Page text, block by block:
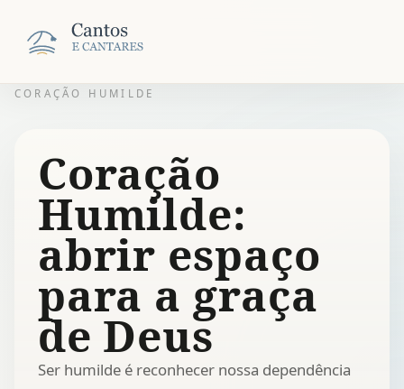
CORAÇÃO HUMILDE
Coração
Humilde:
abrir espaço
para a graça
de Deus
Ser humilde é reconhecer nossa dependência